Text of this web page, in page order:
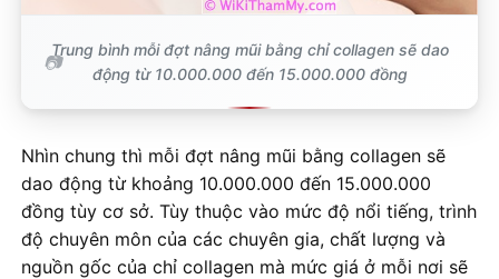
Trung bình mỗi đợt nâng mũi bằng chỉ collagen sẽ dao
động từ 10.000.000 đến 15.000.000 đồng
Nhìn chung thì mỗi đợt nâng mũi bằng collagen sẽ
dao động từ khoảng 10.000.000 đến 15.000.000
đồng tùy cơ sở. Tùy thuộc vào mức độ nổi tiếng, trình
độ chuyên môn của các chuyên gia, chất lượng và
nguồn gốc của chỉ collagen mà mức giá ở mỗi nơi sẽ